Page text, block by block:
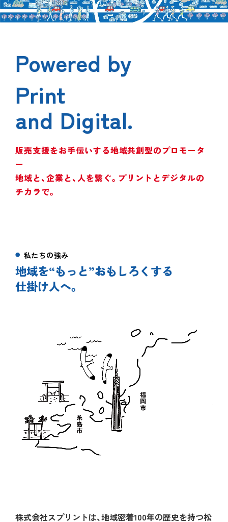
Powered by
Powered by
Print
and Digital.
Print
and Digital.
販売支援をお手伝いする地域共創型のプロモータ
ー
地域と、企業と、人を繋ぐ。プリントとデジタルの
チカラで。
私たちの強み
地域を“もっと”おもしろくする
仕掛け人へ。
株式会社スプリントは、地域密着100年の歴史を持つ松